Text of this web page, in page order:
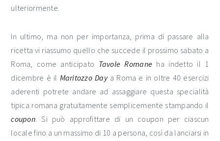
ulteriormente.
In ultimo, ma non per importanza, prima di passare alla
ricetta vi riassumo quello che succede il prossimo sabato a
Roma, come anticipato Tavole Romane ha indetto il 1
dicembre è il Maritozzo Daya Roma e in oltre 40 esercizi
aderenti potrete andare ad assaggiare questa specialità
tipica romana gratuitamente semplicemente stampando il
coupon. Si può approfittare di un coupon per ciascun
locale fino a un massimo di 10 a persona, così da lanciarsi in